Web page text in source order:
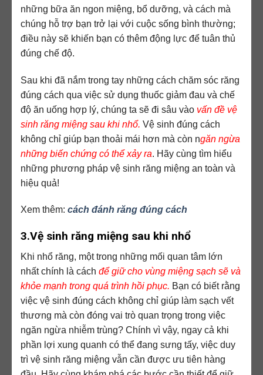
những bữa ăn ngon miệng, bổ dưỡng, và cách mà
chúng hỗ trợ bạn trở lại với cuộc sống bình thường;
điều này sẽ khiến bạn có thêm động lực để tuân thủ
đúng chế độ.
Sau khi đã nắm trong tay những cách chăm sóc răng
đúng cách qua việc sử dụng thuốc giảm đau và chế
độ ăn uống hợp lý, chúng ta sẽ đi sâu vào vấn đề vệ
sinh răng miệng sau khi nhổ. Vệ sinh đúng cách
không chỉ giúp bạn thoải mái hơn mà còn ngăn ngừa
những biến chứng có thể xảy ra. Hãy cùng tìm hiểu
những phương pháp vệ sinh răng miệng an toàn và
hiệu quả!
Xem thêm: cách đánh răng đúng cách
3.Vệ sinh răng miệng sau khi nhổ
Khi nhổ răng, một trong những mối quan tâm lớn
nhất chính là cách để giữ cho vùng miệng sạch sẽ và
khỏe mạnh trong quá trình hồi phục. Bạn có biết rằng
việc vệ sinh đúng cách không chỉ giúp làm sạch vết
thương mà còn đóng vai trò quan trọng trong việc
ngăn ngừa nhiễm trùng? Chính vì vậy, ngay cả khi
phần lợi xung quanh có thể đang sưng tấy, việc duy
trì vệ sinh răng miệng vẫn cần được ưu tiên hàng